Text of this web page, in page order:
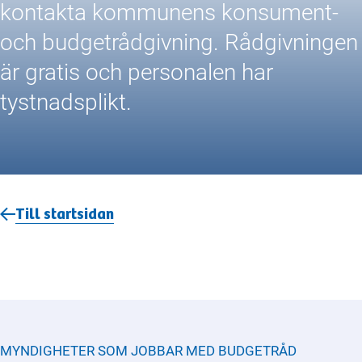
kontakta kommunens konsument-
och budgetrådgivning. Rådgivningen
är gratis och personalen har
tystnadsplikt.
Till startsidan
MYNDIGHETER SOM JOBBAR MED BUDGETRÅD